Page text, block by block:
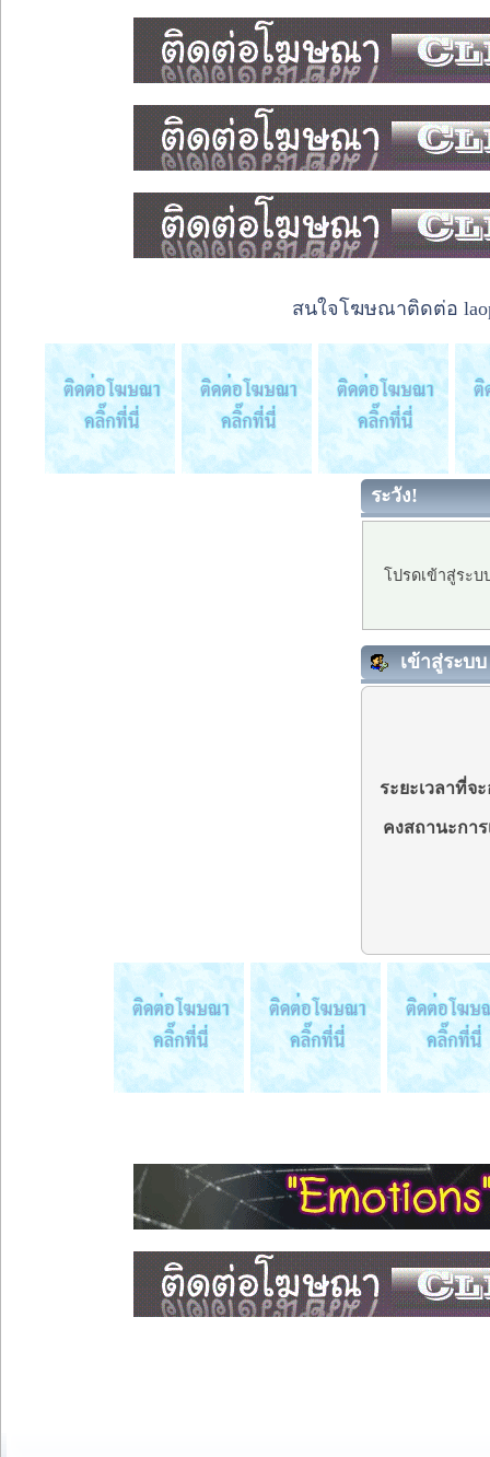
สนใจโฆษณาติดต่อ
ระวัง!
โปรดเข้าสู่ระ
เข้าสู่ระบบ
ระยะเวลาที่จ
คงสถานะกา